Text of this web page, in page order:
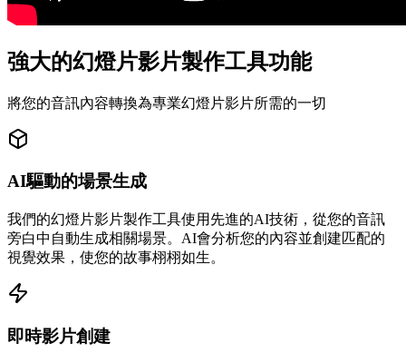
強大的幻燈片影片製作工具功能
將您的音訊內容轉換為專業幻燈片影片所需的一切
AI驅動的場景生成
我們的幻燈片影片製作工具使用先進的AI技術，從您的音訊
旁白中自動生成相關場景。AI會分析您的內容並創建匹配的
視覺效果，使您的故事栩栩如生。
即時影片創建